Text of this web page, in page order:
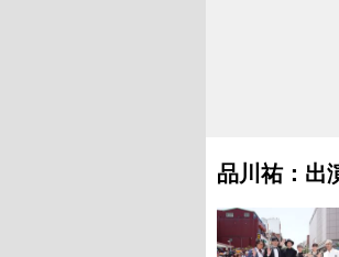
品川祐：出